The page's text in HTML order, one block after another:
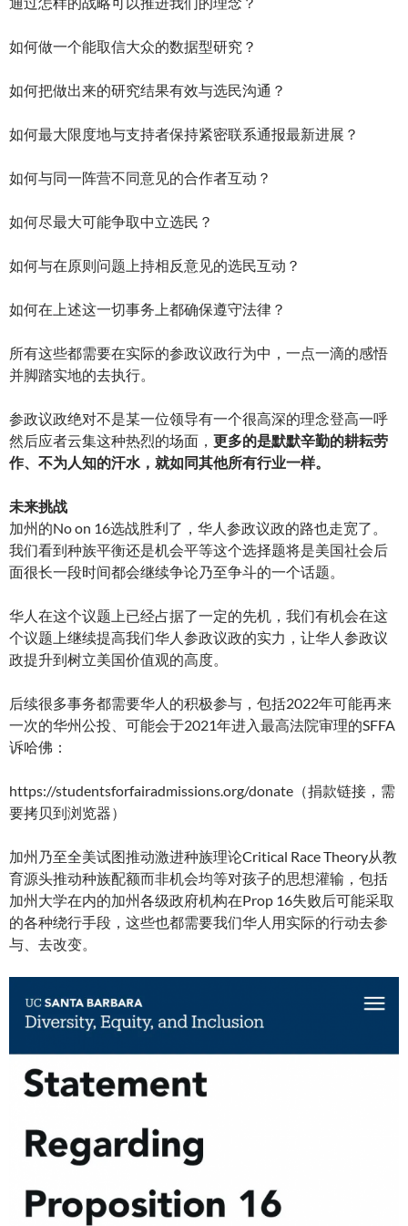
如何做一个能取信大众的数据型研究？
如何把做出来的研究结果有效与选民沟通？
如何最大限度地与支持者保持紧密联系通报最新进展？
如何与同一阵营不同意见的合作者互动？
如何尽最大可能争取中立选民？
如何与在原则问题上持相反意见的选民互动？
如何在上述这一切事务上都确保遵守法律？
所有这些都需要在实际的参政议政行为中，一点一滴的感悟
并脚踏实地的去执行。
参政议政绝对不是某一位领导有一个很高深的理念登高一呼
然后应者云集这种热烈的场面， 更多的是默默辛勤的耕耘劳
作、不为人知的汗水，就如同其他所有行业一样。
未来挑战
加州的No on 16选战胜利了，华人参政议政的路也走宽了。
我们看到种族平衡还是机会平等这个选择题将是美国社会后
面很长一段时间都会继续争论乃至争斗的一个话题。
华人在这个议题上已经占据了一定的先机，我们有机会在这
个议题上继续提高我们华人参政议政的实力，让华人参政议
政提升到树立美国价值观的高度。
后续很多事务都需要华人的积极参与，包括2022年可能再来
一次的华州公投、可能会于2021年进入最高法院审理的SFFA
诉哈佛：
https://studentsforfairadmissions.org/donate（捐款链接，需
要拷贝到浏览器）
加州乃至全美试图推动激进种族理论Critical Race Theory从教
育源头推动种族配额而非机会均等对孩子的思想灌输，包括
加州大学在内的加州各级政府机构在Prop 16失败后可能采取
的各种绕行手段，这些也都需要我们华人用实际的行动去参
与、去改变。